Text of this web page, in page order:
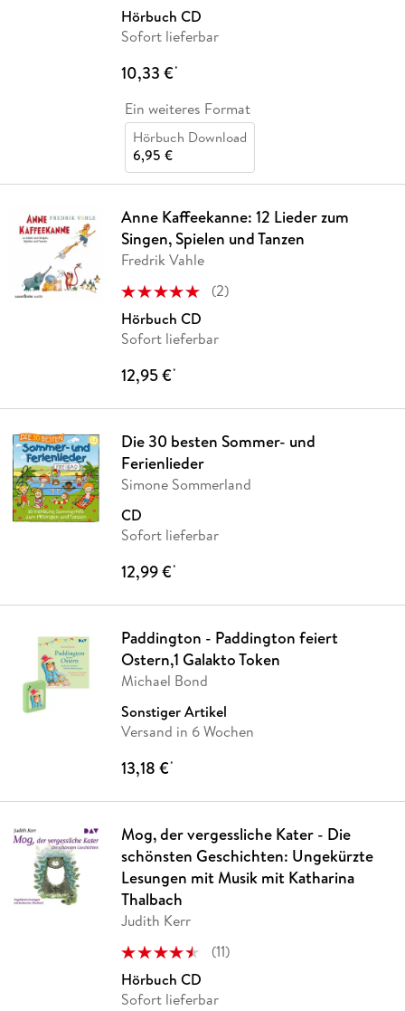
Hörbuch CD
Sofort lieferbar
10,33 €*
Ein weiteres Format
Hörbuch Download
6,95 €
Anne Kaffeekanne: 12 Lieder zum
Singen, Spielen und Tanzen
Fredrik Vahle
(2)
Hörbuch CD
Sofort lieferbar
12,95 €*
Die 30 besten Sommer- und
Ferienlieder
Simone Sommerland
CD
Sofort lieferbar
12,99 €*
Paddington - Paddington feiert
Ostern,1 Galakto Token
Michael Bond
Sonstiger Artikel
Versand in 6 Wochen
13,18 €*
Mog, der vergessliche Kater - Die
schönsten Geschichten: Ungekürzte
Lesungen mit Musik mit Katharina
Thalbach
Judith Kerr
(11)
Hörbuch CD
Sofort lieferbar